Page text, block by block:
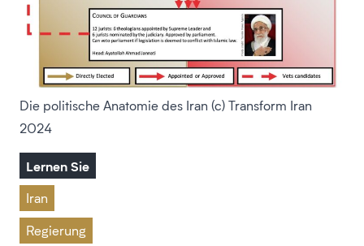
Die politische Anatomie des Iran (c) Transform Iran
2024
Lernen Sie
Iran
Regierung